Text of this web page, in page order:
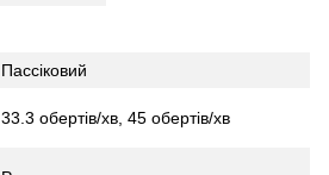
Пассіковий
33.3 обертів/хв, 45 обертів/хв